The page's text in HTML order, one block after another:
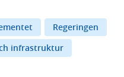
Regeringen
infrastruktur